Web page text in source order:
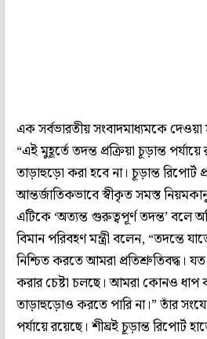
এক সর্বভারতীয় সংবাদমাধ্যমকে দেওয়া
“এই মুহূর্তে তদন্ত প্রক্রিয়া চূড়ান্ত
তাড়াহুড়ো করা হবে না। চূড়ান্ত
আন্তর্জাতিকভাবে স্বীকৃত সমস্ত
এটিকে ‘অত্যন্ত গুরুত্বপূর্ণ তদন্ত’ বলে
বিমান পরিবহণ মন্ত্রী বলেন, “তদন্তে
নিশ্চিত করতে আমরা প্রতিশ্রুতিবদ্ধ।
করার চেষ্টা চলছে। আমরা কোনও ধাপ
তাড়াহুড়োও করতে পারি না।” তাঁর
পর্যায়ে রয়েছে। শীঘ্রই চূড়ান্ত রিপোর্ট